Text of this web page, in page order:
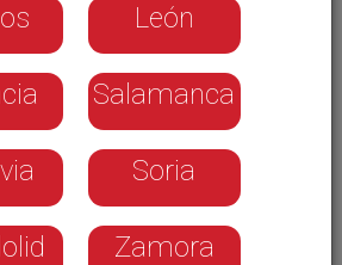
León
Salamanca
Soria
Zamora